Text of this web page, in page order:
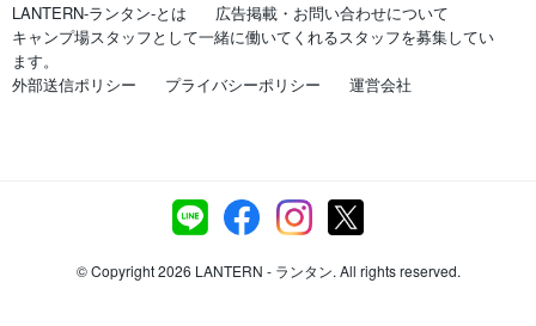
LANTERN-ランタン-とは
広告掲載・お問い合わせについて
キャンプ場スタッフとして一緒に働いてくれるスタッフを募集してい
ます。
外部送信ポリシー
プライバシーポリシー 運営会社
© Copyright 2026 LANTERN - ランタン. All rights reserved.